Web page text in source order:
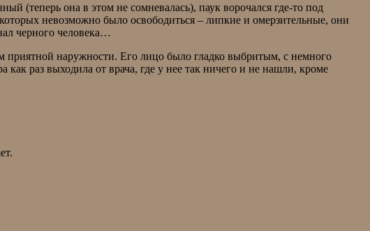
(теперь она в этом не сомневалась), паук ворочался где-то под
невозможно было освободиться – липкие и омерзительные, они
черного человека…
приятной наружности. Его лицо было гладко выбритым, с немного
раз выходила от врача, где у нее так ничего и не нашли, кроме